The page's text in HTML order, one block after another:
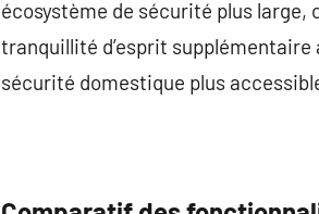
écosystème de sécurité plus
tranquillité d’esprit
sécurité domestique plus